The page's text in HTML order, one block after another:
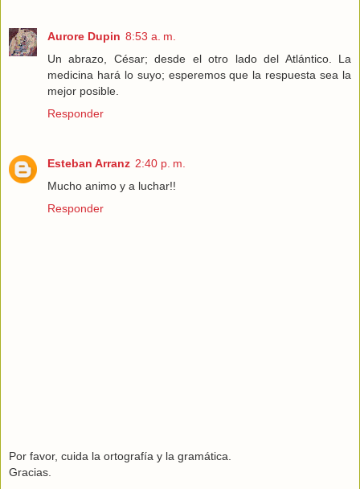
Aurore Dupin 8:53 a. m.
Un abrazo, César; desde el otro lado del Atlántico. La
medicina hará lo suyo; esperemos que la respuesta sea la
mejor posible.
Responder
Esteban Arranz 2:40 p. m.
Mucho animo y a luchar!!
Responder
Por favor, cuida la ortografía y la gramática.
Gracias.